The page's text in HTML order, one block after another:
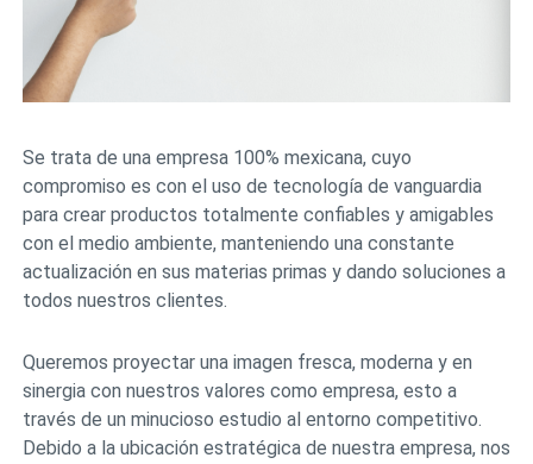
Se trata de una empresa 100% mexicana, cuyo
compromiso es con el uso de tecnología de vanguardia
para crear productos totalmente confiables y amigables
con el medio ambiente, manteniendo una constante
actualización en sus materias primas y dando soluciones a
todos nuestros clientes.
Queremos proyectar una imagen fresca, moderna y en
sinergia con nuestros valores como empresa, esto a
través de un minucioso estudio al entorno competitivo.
Debido a la ubicación estratégica de nuestra empresa, nos